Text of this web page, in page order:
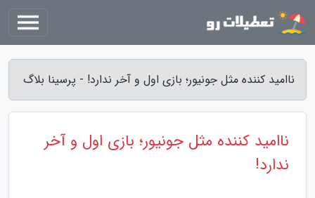
ناامید کننده مثل جونیور؛ بازی اول و آخر ندارد! - پرسینا بلاگ
ناامید کننده مثل جونیور؛ بازی اول و آخر
ندارد!